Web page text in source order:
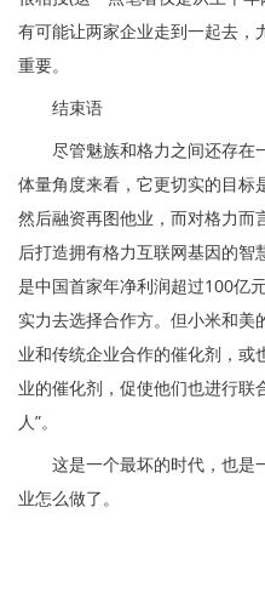
有可能让两家企业走到一起去，
重要。
结束语
尽管魅族和格力之间还存在
体量角度来看，它更切实的目标
然后融资再图他业，而对格力而
后打造拥有格力互联网基因的智
是中国首家年净利润超过100亿
实力去选择合作方。但小米和美
业和传统企业合作的催化剂，或
业的催化剂，促使他们也进行联
人”。
这是一个最坏的时代，也是
业怎么做了。